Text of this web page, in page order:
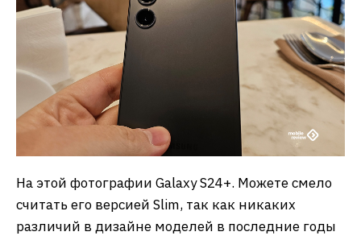
На этой фотографии Galaxy S24+. Можете смело
считать его версией Slim, так как никаких
различий в дизайне моделей в последние годы